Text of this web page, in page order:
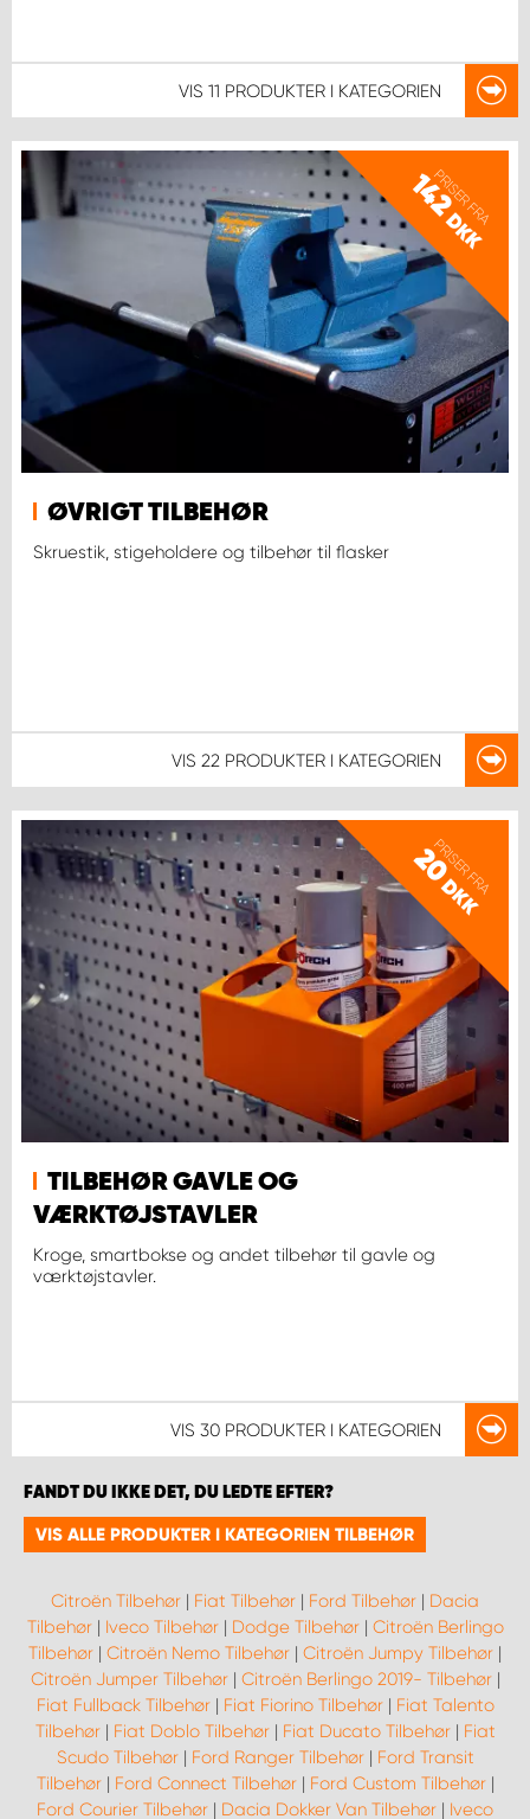
VIS 11 PRODUKTER I KATEGORIEN
PRISER FRA
142
DKK
ØVRIGT TILBEHØR
Skruestik, stigeholdere og tilbehør til flasker
VIS 22 PRODUKTER I KATEGORIEN
PRISER FRA
20
DKK
TILBEHØR GAVLE OG
VÆRKTØJSTAVLER
Kroge, smartbokse og andet tilbehør til gavle og
værktøjstavler.
VIS 30 PRODUKTER I KATEGORIEN
FANDT DU IKKE DET, DU LEDTE EFTER?
VIS ALLE PRODUKTER I KATEGORIEN TILBEHØR
Citroën Tilbehør | Fiat Tilbehør | Ford Tilbehør | Dacia
Tilbehør| Iveco Tilbehør| Dodge Tilbehør| Citroën Berlingo
Tilbehør | Citroën Nemo Tilbehør | Citroën Jumpy Tilbehør |
Citroën Jumper Tilbehør| Citroën Berlingo 2019- Tilbehør|
Fiat Fullback Tilbehør| Fiat Fiorino Tilbehør| Fiat Talento
Tilbehør| Fiat Doblo Tilbehør| Fiat Ducato Tilbehør| Fiat
Scudo Tilbehør| Ford Ranger Tilbehør| Ford Transit
Tilbehør| Ford Connect Tilbehør| Ford Custom Tilbehør|
Ford Courier Tilbehør | Dacia Dokker Van Tilbehør | Iveco